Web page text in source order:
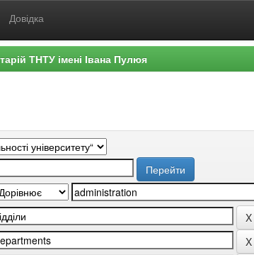
Довідка
ТНТУ імені Івана Пулюя